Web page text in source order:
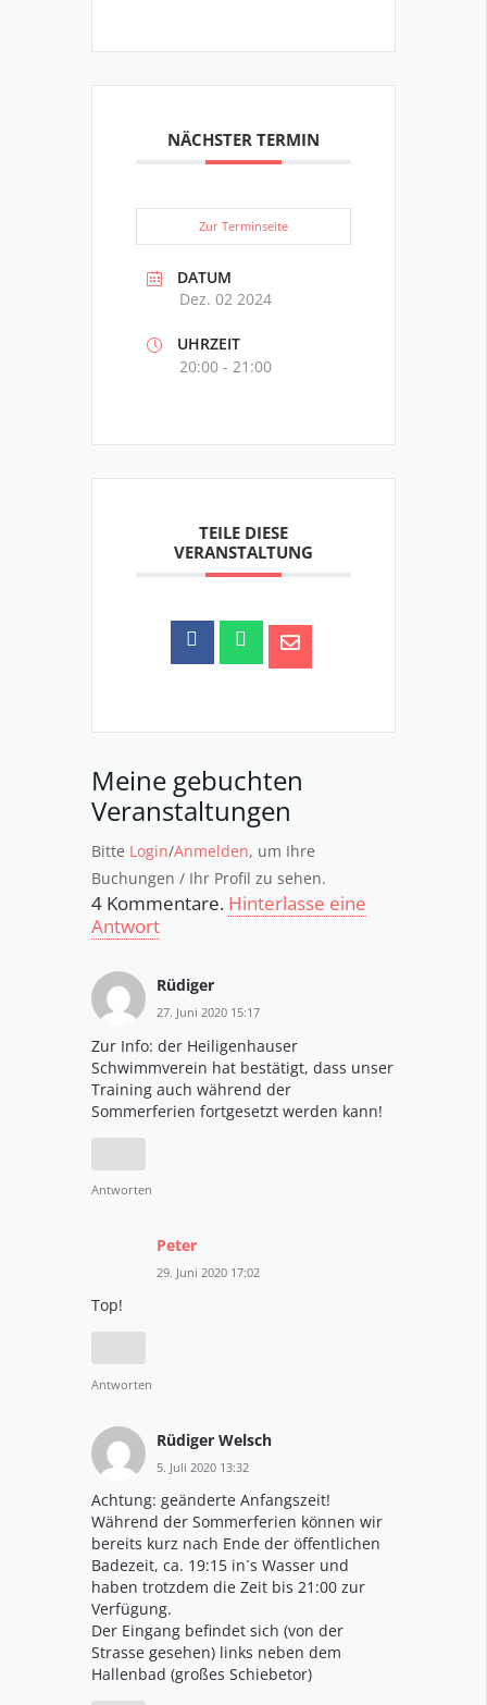
NÄCHSTER TERMIN
Zur Terminseite
DATUM
Dez. 02 2024
UHRZEIT
20:00 - 21:00
TEILE DIESE
VERANSTALTUNG
Meine gebuchten
Veranstaltungen
Bitte Login/Anmelden, um Ihre
Buchungen / Ihr Profil zu sehen.
4 Kommentare. Hinterlasse eine
Antwort
Rüdiger
27. Juni 2020 15:17
Zur Info: der Heiligenhauser
Schwimmverein hat bestätigt, dass unser
Training auch während der
Sommerferien fortgesetzt werden kann!
Antworten
Peter
29. Juni 2020 17:02
Top!
Antworten
Rüdiger Welsch
5. Juli 2020 13:32
Achtung: geänderte Anfangszeit!
Während der Sommerferien können wir
bereits kurz nach Ende der öffentlichen
Badezeit, ca. 19:15 in´s Wasser und
haben trotzdem die Zeit bis 21:00 zur
Verfügung.
Der Eingang befindet sich (von der
Strasse gesehen) links neben dem
Hallenbad (großes Schiebetor)